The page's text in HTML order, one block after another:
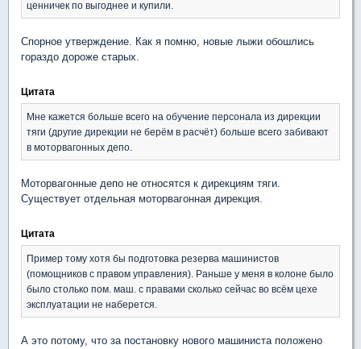
ценничек по выгоднее и купили.
Спорное утверждение. Как я помню, новые лыжи обошлись
гораздо дороже старых.
Цитата
Мне кажется больше всего на обучение персонала из дирекции
тяги (другие дирекции не берём в расчёт) больше всего забивают
в моторвагонных депо.
Моторвагонные депо не относятся к дирекциям тяги.
Существует отдельная моторвагонная дирекция.
Цитата
Пример тому хотя бы подготовка резерва машинистов
(помощников с правом управления). Раньше у меня в колоне было
было столько пом. маш. с правами сколько сейчас во всём цехе
эксплуатации не наберется.
А это потому, что за постановку нового машиниста положено